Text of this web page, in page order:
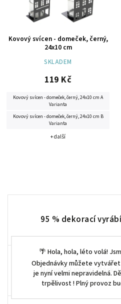
🌴 Hola, hola, léto volá!
Objednávky můžete
je nyní velmi nepravidelná.
trpělivost ! Plný provoz
Kovový svícen - domeček, černý,
24x10 cm
SKLADEM
119 Kč
Kovový svícen - domeček, černý, 24x10 cm A
Varianta
Kovový svícen - domeček, černý, 24x10 cm B
Varianta
+ další
95 % dekorací
Největší výběr